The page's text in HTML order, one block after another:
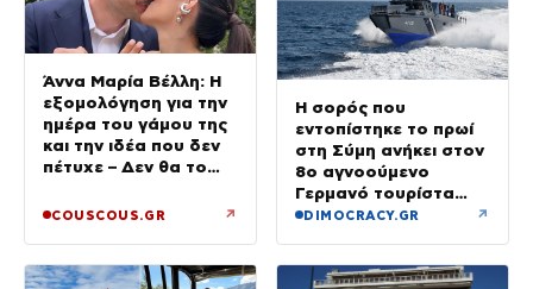
Άννα Μαρία Βέλλη: Η
εξομολόγηση για την
ημέρα του γάμου της
και την ιδέα που δεν
πέτυχε – Δεν θα το
COUSCOUS.GR ↗
Η σορός που
εντοπίστηκε το πρωί
στη Σύμη ανήκει στον
8ο αγνοούμενο
Γερμανό τουρίστα
που επέβαινε σε
DIMOCRACY.GR ↗